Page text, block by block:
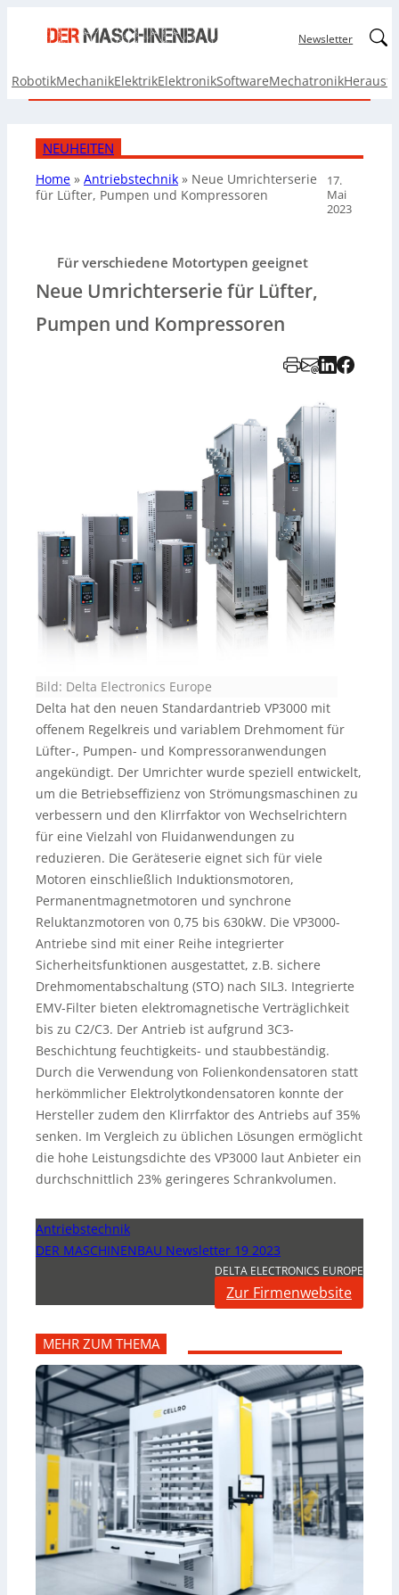
Newsletter
RobotikMechanikElektrikElektronikSoftwareMechatronik
NEUHEITEN
Home » Antriebstechnik » Neue Umrichterserie
für Lüfter, Pumpen und Kompressoren
17.
Mai
2023
Für verschiedene Motortypen geeignet
Neue Umrichterserie für Lüfter,
Pumpen und Kompressoren
Bild: Delta Electronics Europe
Delta hat den neuen Standardantrieb VP3000 mit
offenem Regelkreis und variablem Drehmoment für
Lüfter-, Pumpen- und Kompressoranwendungen
angekündigt. Der Umrichter wurde speziell entwickelt,
um die Betriebseffizienz von Strömungsmaschinen zu
verbessern und den Klirrfaktor von Wechselrichtern
für eine Vielzahl von Fluidanwendungen zu
reduzieren. Die Geräteserie eignet sich für viele
Motoren einschließlich Induktionsmotoren,
Permanentmagnetmotoren und synchrone
Reluktanzmotoren von 0,75 bis 630kW. Die VP3000-
Antriebe sind mit einer Reihe integrierter
Sicherheitsfunktionen ausgestattet, z.B. sichere
Drehmomentabschaltung (STO) nach SIL3. Integrierte
EMV-Filter bieten elektromagnetische Verträglichkeit
bis zu C2/C3. Der Antrieb ist aufgrund 3C3-
Beschichtung feuchtigkeits- und staubbeständig.
Durch die Verwendung von Folienkondensatoren statt
herkömmlicher Elektrolytkondensatoren konnte der
Hersteller zudem den Klirrfaktor des Antriebs auf 35%
senken. Im Vergleich zu üblichen Lösungen ermöglicht
die hohe Leistungsdichte des VP3000 laut Anbieter ein
durchschnittlich 23% geringeres Schrankvolumen.
Antriebstechnik
DER MASCHINENBAU Newsletter 19 2023
DELTA ELECTRONICS EUROPE
Zur Firmenwebsite
MEHR ZUM THEMA